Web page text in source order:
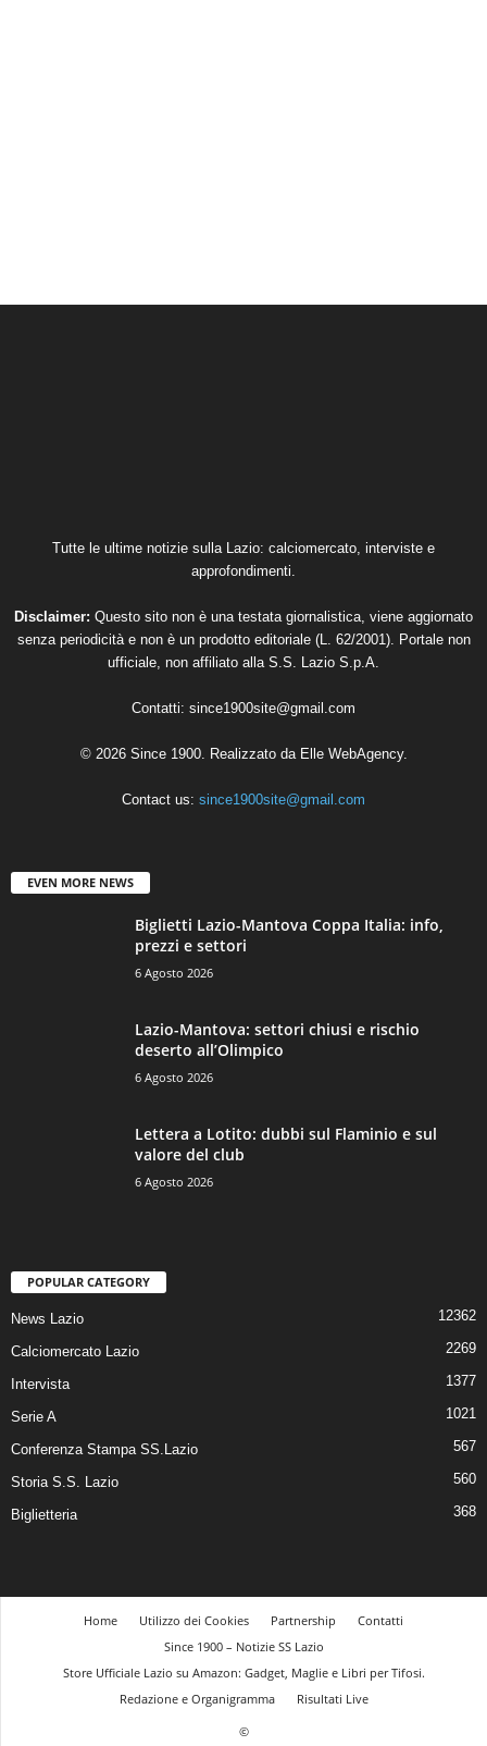
Tutte le ultime notizie sulla Lazio: calciomercato, interviste e
approfondimenti.
Disclaimer: Questo sito non è una testata giornalistica, viene aggiornato
senza periodicità e non è un prodotto editoriale (L. 62/2001). Portale non
ufficiale, non affiliato alla S.S. Lazio S.p.A.
Contatti: since1900site@gmail.com
© 2026 Since 1900. Realizzato da Elle WebAgency.
Contact us: since1900site@gmail.com
EVEN MORE NEWS
Biglietti Lazio-Mantova Coppa Italia: info,
prezzi e settori
6 Agosto 2026
Lazio-Mantova: settori chiusi e rischio
deserto all’Olimpico
6 Agosto 2026
Lettera a Lotito: dubbi sul Flaminio e sul
valore del club
6 Agosto 2026
POPULAR CATEGORY
News Lazio 12362
Calciomercato Lazio 2269
Intervista 1377
Serie A 1021
Conferenza Stampa SS.Lazio 567
Storia S.S. Lazio 560
Biglietteria 368
Home Utilizzo dei Cookies Partnership
Contatti
Since 1900 – Notizie SS Lazio
Store Ufficiale Lazio su Amazon: Gadget, Maglie e Libri per Tifosi.
Redazione e Organigramma
Risultati Live
©